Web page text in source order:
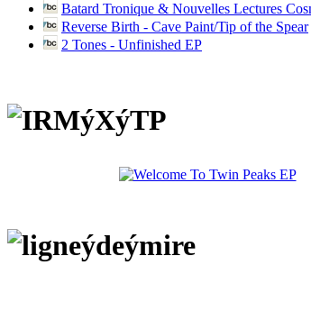
Batard Tronique & Nouvelles Lectures
Reverse Birth - Cave Paint/Tip of the Spear
2 Tones - Unfinished EP